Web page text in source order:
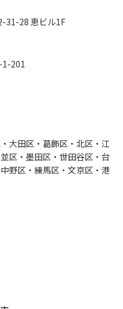
31-28 恵ビル1F
201
大田区・葛飾区・北区・江
区・墨田区・世田谷区・台
野区・練馬区・文京区・港